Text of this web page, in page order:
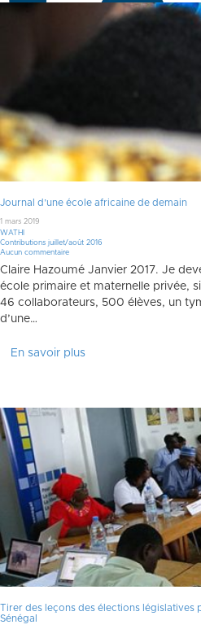
Journal d’une école africaine de demain
1 mars 2019
WATHI
Contributions juillet/août 2016
Aucun commentaire
Claire Hazoumé Janvier 2017. Je
école primaire et maternelle privée,
46 collaborateurs, 500 élèves, un
d’une…
En savoir plus
Tirer des leçons des élections
Sénégal